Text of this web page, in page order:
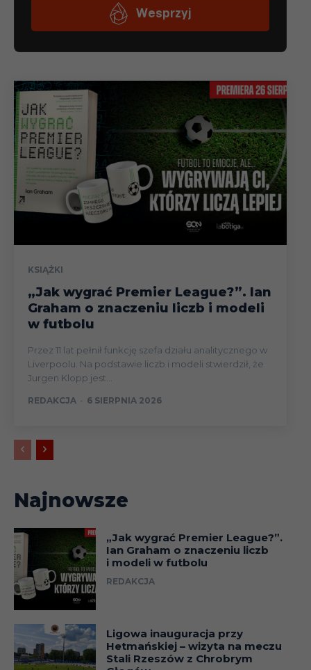
KSIĄŻKI
„Jak wygrać Premier League?”. Ian
Graham o znaczeniu liczb i modeli
w futbolu
Przez 11 lat pełnił funkcję szefa działu analitycznego w
Liverpoolu. Na podstawie liczb i modeli stwierdził, że
Jurgen Klopp jest...
REDAKCJA - 6 SIERPNIA 2026
Najnowsze
„Jak wygrać Premier League?”.
Ian Graham o znaczeniu liczb
i modeli w futbolu
REDAKCJA
Ligowa inauguracja przy
Hetmańskiej – wizyta na meczu
Stali Rzeszów z Chrobrym